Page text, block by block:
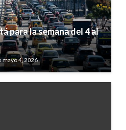
para la semana del 4 al
mayo 4, 2026